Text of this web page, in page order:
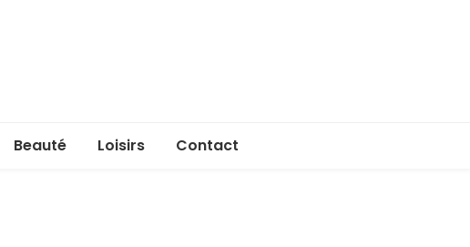
Beauté Loisirs Contact